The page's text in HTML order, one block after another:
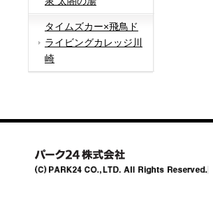
タイムズカー×飛鳥ド
ライビングカレッジ川
崎